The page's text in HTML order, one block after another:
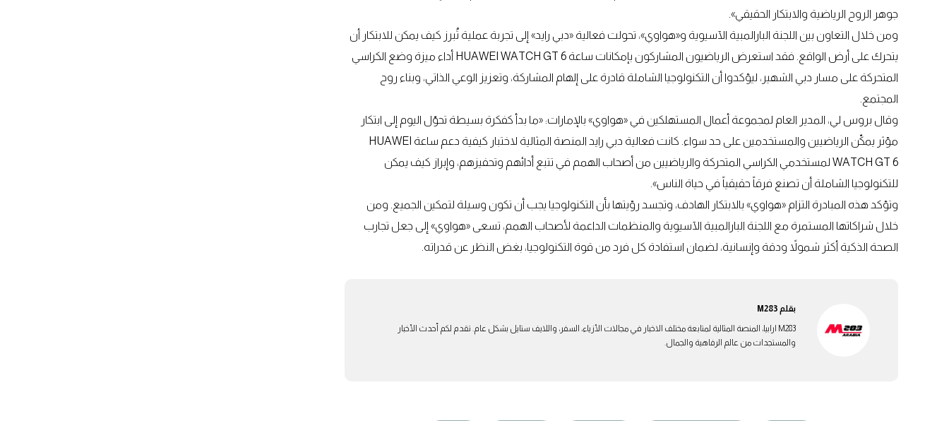
جوهر الروح الرياضية والابتكار الحقيقي».
ومن خلال التعاون بين اللجنة البارالمبية الآسيوية و«هواوي»، تحولت فعالية «دبي رايد» إلى تجربة عملية تُبرز كيف يمكن للابتكار أن
يتحرك على أرض الواقع. فقد استعرض الرياضيون المشاركون بإمكانات ساعة HUAWEI WATCH GT 6 أداء ميزة وضع الكراسي
المتحركة على مسار دبي الشهير، ليؤكدوا أن التكنولوجيا الشاملة قادرة على إلهام المشاركة، وتعزيز الوعي الذاتي، وبناء روح
المجتمع.
وقال بروس لي، المدير العام لمجموعة أعمال المستهلكين في «هواوي» بالإمارات: «ما بدأ كفكرة بسيطة تحوّل اليوم إلى ابتكار
مؤثر يمكّن الرياضيين والمستخدمين على حد سواء. كانت فعالية دبي رايد المنصة المثالية لاختبار كيفية دعم ساعة HUAWEI
WATCH GT 6 لمستخدمي الكراسي المتحركة والرياضيين من أصحاب الهمم في تتبع أدائهم وتحفيزهم، وإبراز كيف يمكن
للتكنولوجيا الشاملة أن تصنع فرقاً حقيقياً في حياة الناس».
وتؤكد هذه المبادرة التزام «هواوي» بالابتكار الهادف، وتجسد رؤيتها بأن التكنولوجيا يجب أن تكون وسيلة لتمكين الجميع. ومن
خلال شراكاتها المستمرة مع اللجنة البارالمبية الآسيوية والمنظمات الداعمة لأصحاب الهمم، تسعى «هواوي» إلى جعل تجارب
الصحة الذكية أكثر شمولاً ودقة وإنسانية، لضمان استفادة كل فرد من قوة التكنولوجيا، بغض النظر عن قدراته.
بقلم M283
M283 ارابيا، المنصة المثالية لمتابعة مختلف الاخبار في مجالات الأزياء، السفر، واللايف ستايل بشكل عام. تقدم لكم أحدث الأخبار
والمستجدات من عالم الرفاهية والجمال.